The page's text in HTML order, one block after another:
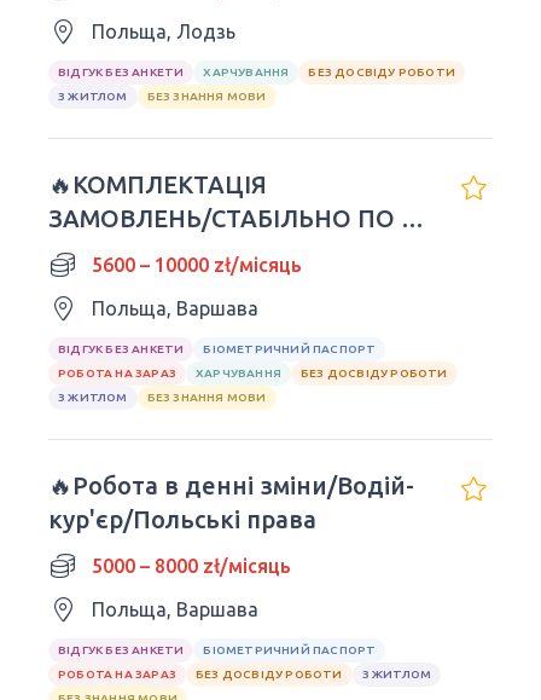
Польща, Лодзь
ВІДГУК БЕЗ АНКЕТИ ХАРЧУВАННЯ
БЕЗ ДОСВІДУ РОБОТИ
З ЖИТЛОМ
БЕЗ ЗНАННЯ МОВИ
🔥КОМПЛЕКТАЦІЯ
ЗАМОВЛЕНЬ/СТАБІЛЬНО ПО 8-
10 ГОДИННИК🔥
5600 – 10000 zł/місяць
Польща, Варшава
ВІДГУК БЕЗ АНКЕТИ
БІОМЕТРИЧНИЙ ПАСПОРТ
РОБОТА НА ЗАРАЗ
ХАРЧУВАННЯ
БЕЗ ДОСВІДУ РОБОТИ
З ЖИТЛОМ
БЕЗ ЗНАННЯ МОВИ
🔥Робота в денні зміни/Водій-
кур'єр/Польські права
5000 – 8000 zł/місяць
Польща, Варшава
ВІДГУК БЕЗ АНКЕТИ
БІОМЕТРИЧНИЙ ПАСПОРТ
РОБОТА НА ЗАРАЗ
БЕЗ ДОСВІДУ РОБОТИ
З ЖИТЛОМ